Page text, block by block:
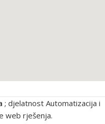
; djelatnost Automatizacija i
web rješenja.